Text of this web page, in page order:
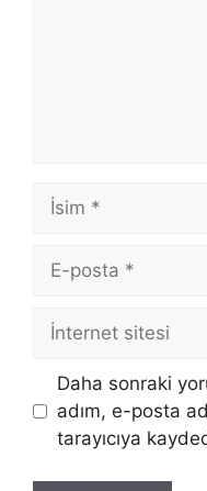
İsim
posta
İnternet
Daha sonraki
adım, e-posta
tarayıcıya